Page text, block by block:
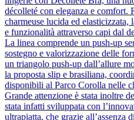
décolleté con eleganza e comfort.
charmeuse lucida ed
e funzionalità attraverso capi dal
La linea comprende un push-up
sostegno e valorizzazione delle
un triangolo push-up dall’allure
la proposta slip e brasiliana,
disponibili al Parco Corolla nelle
Grande attenzione è stata inoltre
stata infatti sviluppata con
ultrapiatta, che grazie all’assenza